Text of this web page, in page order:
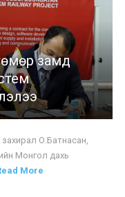
замд
О.Батнасан,
Монгол дахь
More